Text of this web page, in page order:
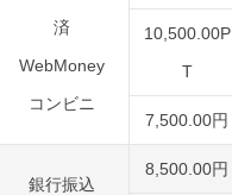
済
WebMoney
コンビニ
10,500.00P
T
7,500.00円
銀行振込
8,500.00円